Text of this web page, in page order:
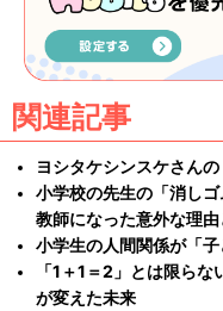
関連記事
ヨシタケシンスケさん
小学校の先生の「消し
教師になった意外な理由
小学生の人間関係が「
「1＋1＝2」とは限ら
が変えた未来